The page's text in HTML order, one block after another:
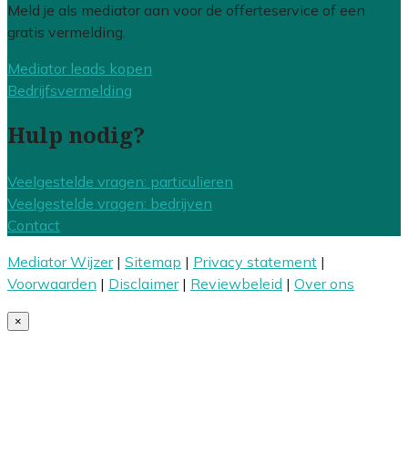
Meld je als mediator aan voor de offerteservice of een
gratis vermelding.
Mediator leads kopen
Bedrijfsvermelding
Hulp nodig?
Veelgestelde vragen: particulieren
Veelgestelde vragen: bedrijven
Contact
Mediator Wijzer| Sitemap | Privacy statement |
Voorwaarden | Disclaimer| Reviewbeleid | Over ons
×